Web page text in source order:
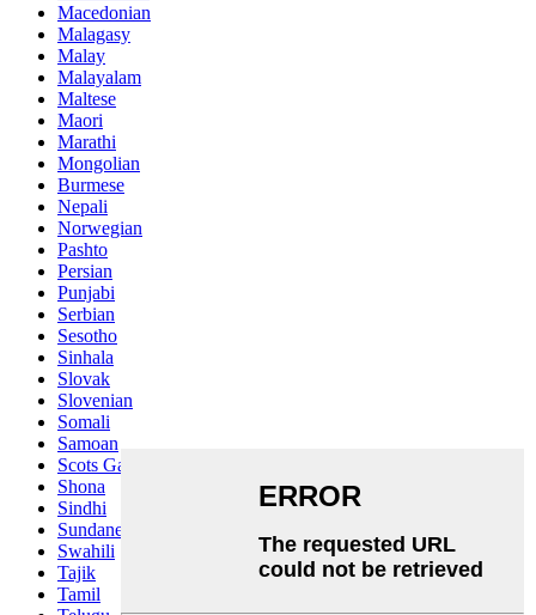
Macedonian
Malagasy
Malay
Malayalam
Maltese
Maori
Marathi
Mongolian
Burmese
Nepali
Norwegian
Pashto
Persian
Punjabi
Serbian
Sesotho
Sinhala
Slovak
Slovenian
Somali
Samoan
Scots Gaelic
Shona
Sindhi
Sundanese
Swahili
Tajik
Tamil